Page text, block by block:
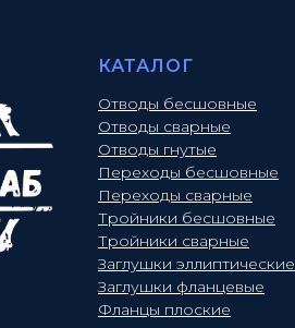
КАТАЛОГ
Отводы бесшовные
Отводы сварные
Отводы гнутые
Переходы бесшовные
Переходы сварные
Тройники бесшовные
Тройники сварные
Заглушки эллиптические
Заглушки фланцевые
Фланцы плоские